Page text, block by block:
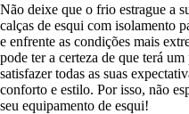
Não deixe que o frio estrague a
calças de esqui com isolamento
e enfrente as condições mais
pode ter a certeza de que terá
satisfazer todas as suas
conforto e estilo. Por isso, não
seu equipamento de esqui!